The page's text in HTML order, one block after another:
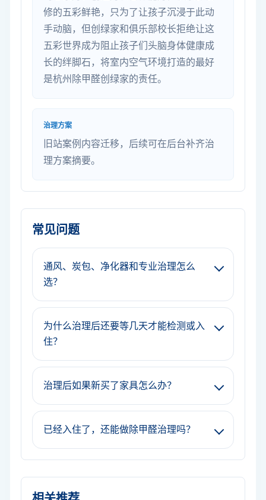
修的五彩鲜艳，只为了让孩子沉浸于此动
手动脑，但创绿家和俱乐部校长拒绝让这
五彩世界成为阻止孩子们头脑身体健康成
长的绊脚石，将室内空气环境打造的最好
是杭州除甲醛创绿家的责任。
治理方案
旧站案例内容迁移，后续可在后台补齐治
理方案摘要。
常见问题
通风、炭包、净化器和专业治理怎么
选？
为什么治理后还要等几天才能检测或入
住？
治理后如果新买了家具怎么办？
已经入住了，还能做除甲醛治理吗？